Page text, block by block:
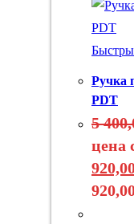
Ручка
PDT
5
цена